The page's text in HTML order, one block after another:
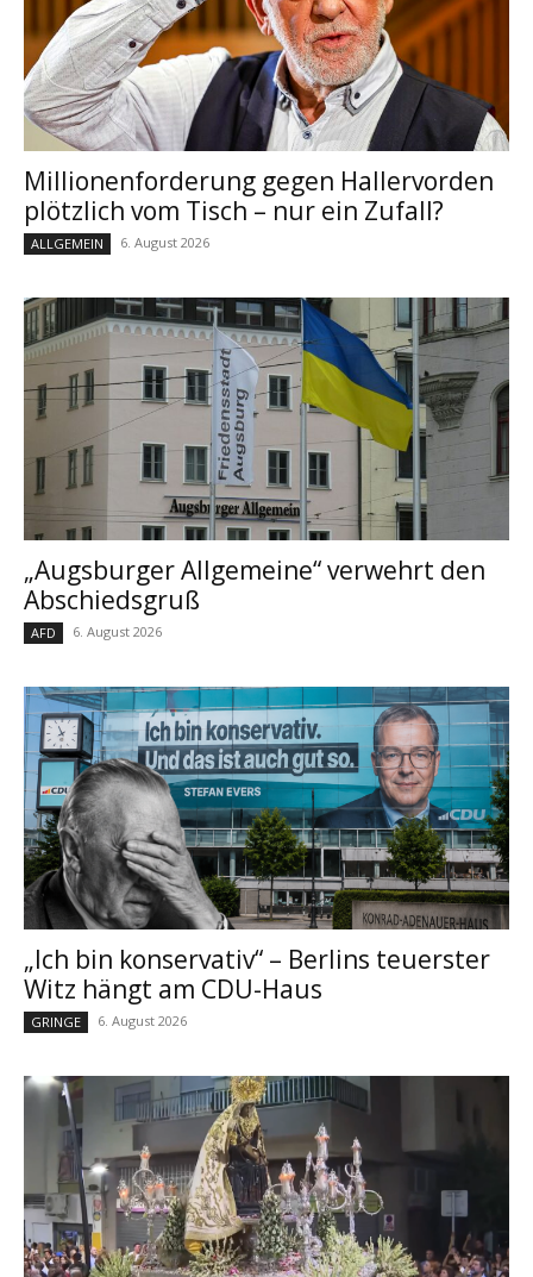
Millionenforderung gegen Hallervorden
plötzlich vom Tisch – nur ein Zufall?
ALLGEMEIN 6. August 2026
„Augsburger Allgemeine“ verwehrt den
Abschiedsgruß
AFD 6. August 2026
„Ich bin konservativ“ – Berlins teuerster
Witz hängt am CDU-Haus
GRINGE 6. August 2026